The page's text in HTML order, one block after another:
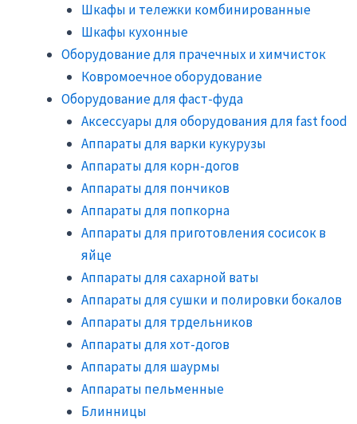
Шкафы и тележки комбинированные
Шкафы кухонные
Оборудование для прачечных и химчисток
Ковромоечное оборудование
Оборудование для фаст-фуда
Аксессуары для оборудования для fast food
Аппараты для варки кукурузы
Аппараты для корн-догов
Аппараты для пончиков
Аппараты для попкорна
Аппараты для приготовления сосисок в
яйце
Аппараты для сахарной ваты
Аппараты для сушки и полировки бокалов
Аппараты для трдельников
Аппараты для хот-догов
Аппараты для шаурмы
Аппараты пельменные
Блинницы